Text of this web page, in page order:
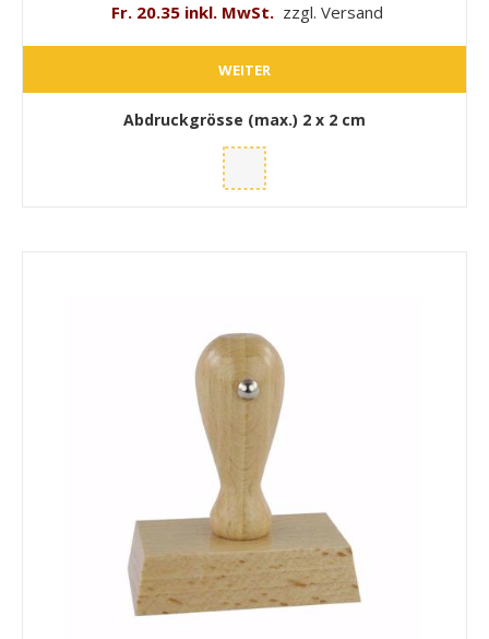
Fr. 20.35 inkl. MwSt. zzgl. Versand
WEITER
Abdruckgrösse (max.) 2 x 2 cm